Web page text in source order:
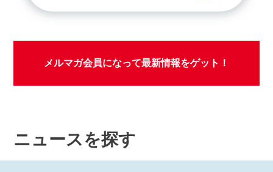
メルマガ会員になって最新情報をゲット！
ニュースを探す